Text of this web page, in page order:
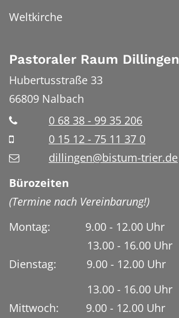
Weltkirche
Pastoraler Raum Dillingen
Hubertusstraße 33
66809 Nalbach
0 68 38 - 99 35 206
0 15 12 - 75 11 37 0
dillingen@bistum-trier.de
Bürozeiten
(Termine nach Vereinbarung!)
Montag: 9.00 - 12.00 Uhr
13.00 - 16.00 Uhr
Dienstag:
9.00 - 12.00 Uhr
13.00 - 16.00 Uhr
Mittwoch: 9.00 - 12.00 Uhr